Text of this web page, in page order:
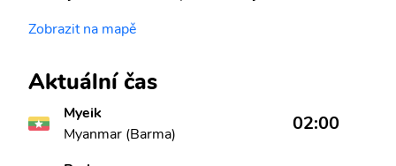
Zobrazit na mapě
Aktuální čas
Myeik
Myanmar (Barma)
02:00